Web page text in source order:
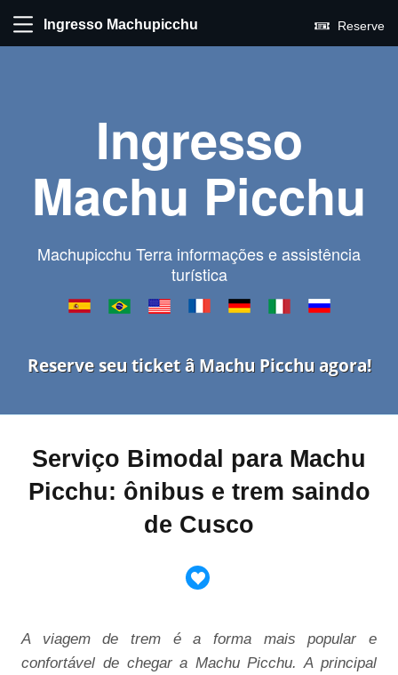
Ingresso Machupicchu Reserve
Ingresso
Machu Picchu
Machupicchu Terra informações e assistência
turística
Reserve seu ticket â Machu Picchu agora!
Serviço Bimodal para Machu
Picchu: ônibus e trem saindo
de Cusco
A viagem de trem é a forma mais popular e
confortável de chegar a Machu Picchu. A principal